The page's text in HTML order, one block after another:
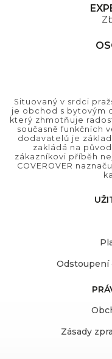
Situovaný v srdci
je obchod s bytovým
který zhmotňuje
současně funkčních
dodavatelů je
zakládá na
zákazníkovi příběh
COVEROVER
Odstoupení
Zásady